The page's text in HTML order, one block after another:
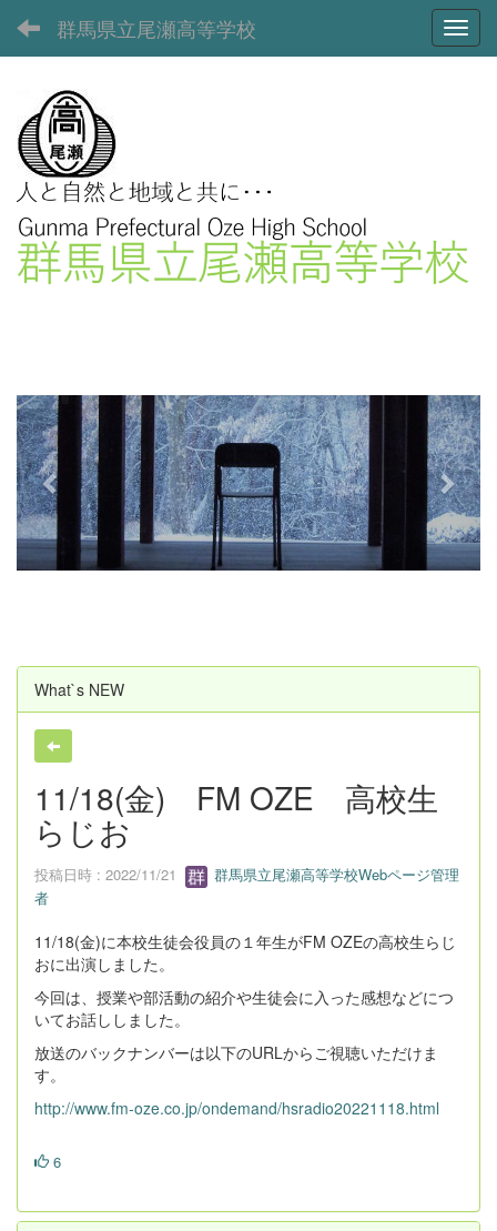
群馬県立尾瀬高等学校
e
v
i
o
u
s
x
t
What`s NEW
11/18(金) FM OZE 高校生
らじお
投稿日時 : 2022/11/21
群馬県立尾瀬高等学校Webページ管理
者
11/18(金)に本校生徒会役員の１年生がFM OZEの高校生らじ
おに出演しました。
今回は、授業や部活動の紹介や生徒会に入った感想などにつ
いてお話ししました。
放送のバックナンバーは以下のURLからご視聴いただけま
す。
http://www.fm-oze.co.jp/ondemand/hsradio20221118.html
6